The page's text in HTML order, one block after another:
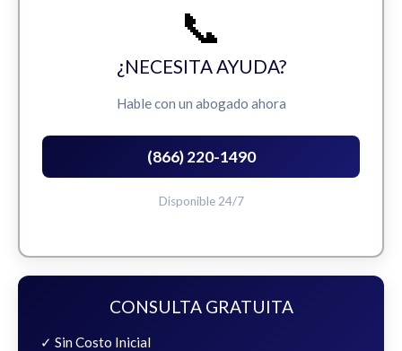
📞
¿NECESITA AYUDA?
Hable con un abogado ahora
(866) 220-1490
Disponible 24/7
CONSULTA GRATUITA
✓ Sin Costo Inicial